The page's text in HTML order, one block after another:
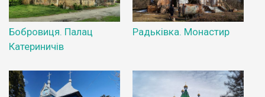
Бобровиця. Палац
Катериничів
Радьківка. Монастир